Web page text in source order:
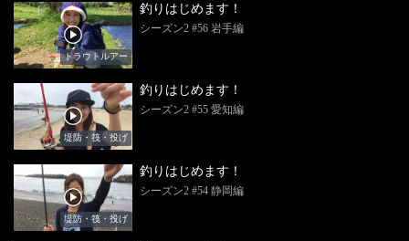
トラウトルアー
釣りはじめます！
シーズン2 #56 岩手編
堤防・筏・投げ
釣りはじめます！
シーズン2 #55 愛知編
堤防・筏・投げ
釣りはじめます！
シーズン2 #54 静岡編